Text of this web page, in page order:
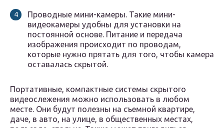
Проводные мини-камеры. Такие мини-
видеокамеры удобны для установки на
постоянной основе. Питание и передача
изображения происходит по проводам,
которые нужно прятать для того, чтобы камера
оставалась скрытой.
Портативные, компактные системы скрытого
видеослежения можно использовать в любом
месте. Они будут полезны на съемной квартире,
даче, в авто, на улице, в общественных местах,